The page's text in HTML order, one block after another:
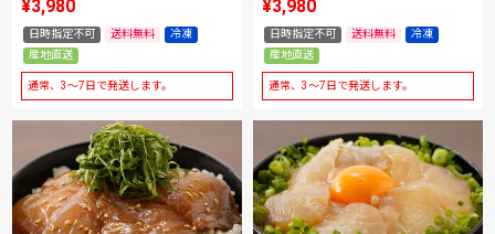
¥3,980
日時指定不可 送料無料
冷凍
産地直送
通常、3～7日で発送します。
¥3,980
日時指定不可 送料無料
冷凍
産地直送
通常、3～7日で発送します。